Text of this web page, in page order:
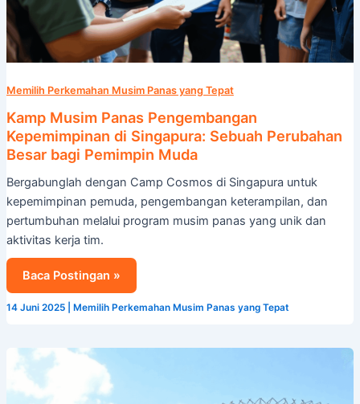
Memilih Perkemahan Musim Panas yang Tepat
Kamp Musim Panas Pengembangan
Kepemimpinan di Singapura: Sebuah Perubahan
Besar bagi Pemimpin Muda
Bergabunglah dengan Camp Cosmos di Singapura untuk
kepemimpinan pemuda, pengembangan keterampilan, dan
pertumbuhan melalui program musim panas yang unik dan
aktivitas kerja tim.
Baca Postingan »
14 Juni 2025 Memilih Perkemahan Musim Panas yang Tepat
Manfaat
Mengejutkan
Memilih